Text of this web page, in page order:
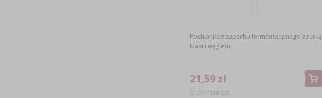
Pochłaniacz zapachu fermentacyjnego z rurką
Maxi i węglem
21,59 zł
21,59 PLN/szt.